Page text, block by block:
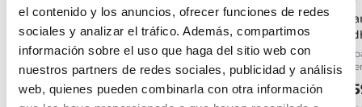
el contenido y los anuncios, ofrecer funciones de redes
sociales y analizar el tráfico. Además, compartimos
información sobre el uso que haga del sitio web con
nuestros partners de redes sociales, publicidad y análisis
web, quienes pueden combinarla con otra información
Mampara de ducha Vega
(P00)
frontal (1 hoja abatible), 6 mm
217,91€ 315,81€
desde 72,64€/mes
Mampara de ducha a
medida Roma
Frontal (1 hoja abatible) 6 mm
252,65€ 350,90€
desde 84,22€/mes
1